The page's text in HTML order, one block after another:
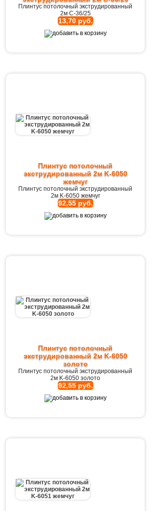
Плинтус потолочный экструдированный
2м C-36/25
13,70 руб.
Плинтус потолочный
экструдированный 2м K-6050
жемчуг
Плинтус потолочный экструдированный
2м K-6050 жемчуг
92,55 руб.
Плинтус потолочный
экструдированный 2м K-6050
золото
Плинтус потолочный экструдированный
2м K-6050 золото
92,55 руб.